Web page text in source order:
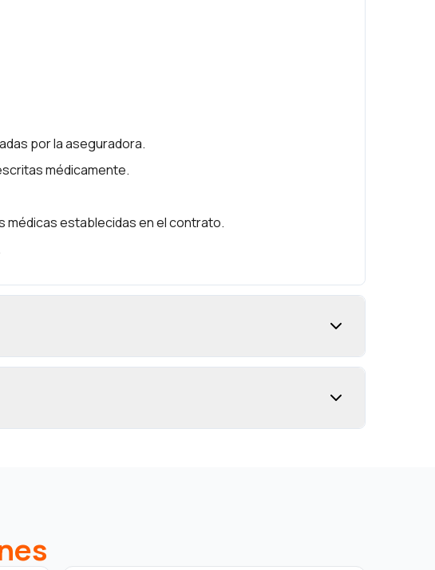
por la aseguradora.
médicamente.
médicas establecidas en el contrato.